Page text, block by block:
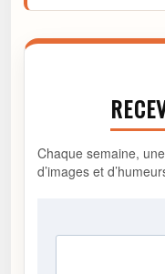
Chaque semaine,
d’images et